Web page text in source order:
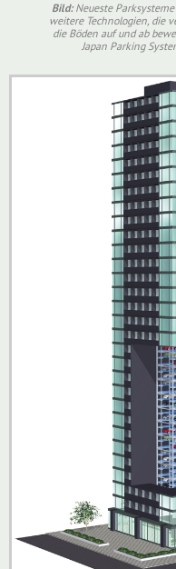
Bild:Neueste
weitere Technologien, die
die Böden auf und ab
Japan Parking